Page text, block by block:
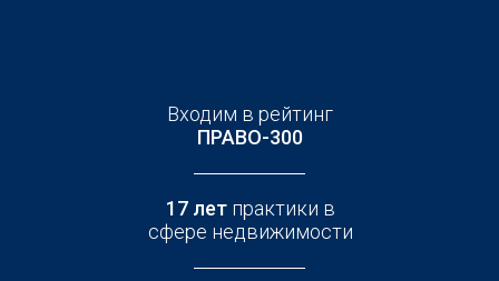
Входим в рейтинг
ПРАВО-300
17 летпрактики в
сфере недвижимости